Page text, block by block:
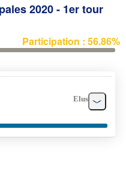
2020 - 1er tour
Participation : 56.86%
Elus